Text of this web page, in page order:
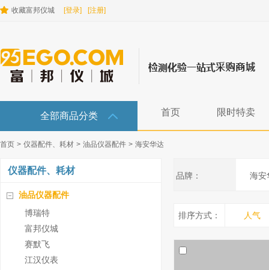
收藏富邦仪城 [登录] [注册]
全部商品分类 首页 限时特卖
首页 > 仪器配件、耗材 > 油品仪器配件 > 海安华达
仪器配件、耗材
油品仪器配件
博瑞特
富邦仪城
赛默飞
江汉仪表
品牌： 海安
排序方式： 人气